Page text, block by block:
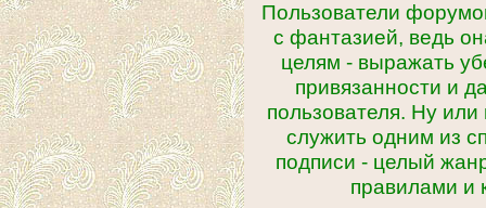
Пользователи
с фантазией, ведь
целям - выражать
привязанности и
пользователя. Ну
служить одним из
подписи - целый
правилами и